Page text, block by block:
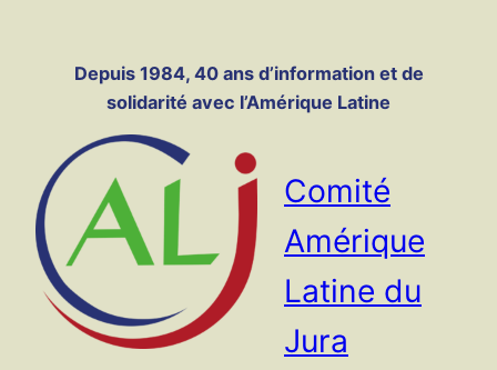
contenuDepuis 1984, 40 ans d’information et de
solidarité avec l’Amérique Latine
Comité
Amérique
Latine du
Jura